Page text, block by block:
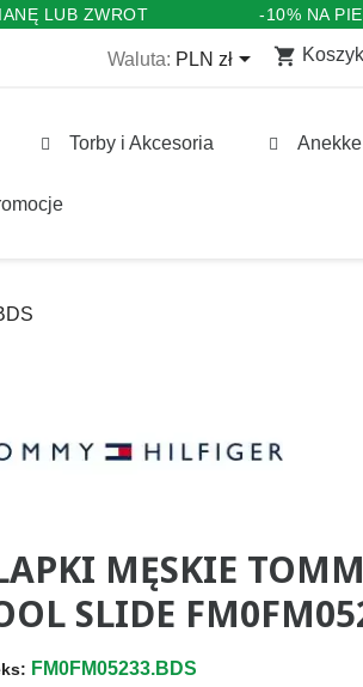
LUB ZWROT -10% NA
Waluta: PLN zł shopping_cart Koszyk
Torby i Akcesoria Anekke
MĘSKIE
SLIDE
FM0FM05233.BDS